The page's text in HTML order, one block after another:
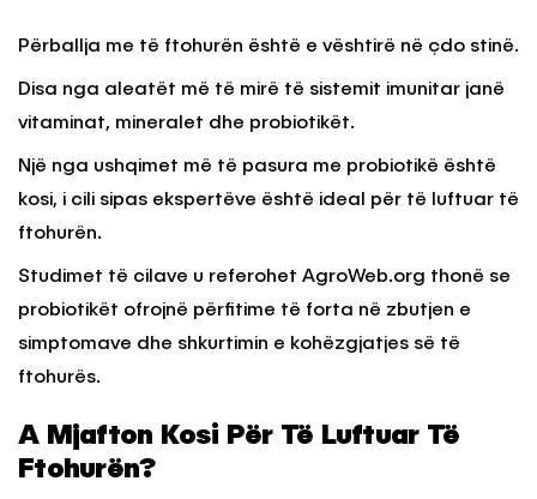
Përballja me të ftohurën është e vështirë në çdo stinë.
Disa nga aleatët më të mirë të sistemit imunitar janë
vitaminat, mineralet dhe probiotikët.
Një nga ushqimet më të pasura me probiotikë është
kosi, i cili sipas ekspertëve është ideal për të luftuar të
ftohurën.
Studimet të cilave u referohet AgroWeb.org thonë se
probiotikët ofrojnë përfitime të forta në zbutjen e
simptomave dhe shkurtimin e kohëzgjatjes së të
ftohurës.
A Mjafton Kosi Për Të Luftuar Të
Ftohurën?